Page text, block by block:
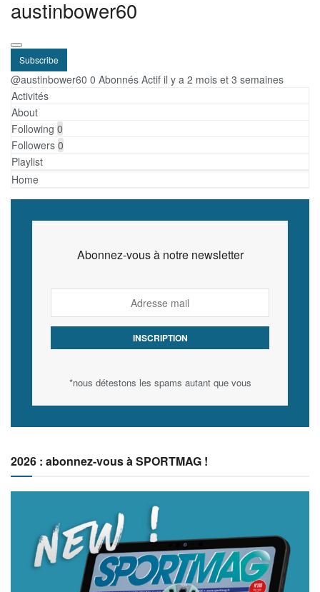
austinbower60
Subscribe
@austinbower60 0 Abonnés Actif il y a 2 mois et 3 semaines
Activités
About
Following 0
Followers 0
Playlist
Home
Abonnez-vous à notre newsletter
*nous détestons les spams autant que vous
2026 : abonnez-vous à SPORTMAG !